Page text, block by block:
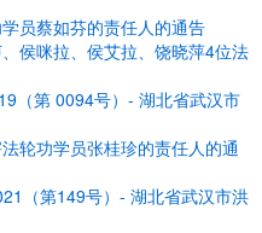
员蔡如芬的责任人的通告
侯咪拉、侯艾拉、饶晓萍4位法
（第 0094号）- 湖北省武汉市
轮功学员张桂珍的责任人的通
（第149号）- 湖北省武汉市洪